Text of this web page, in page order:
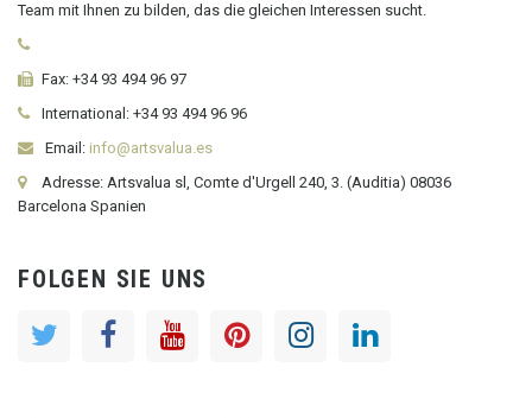
Team mit Ihnen zu bilden, das die gleichen Interessen sucht.
Fax: +34 93 494 96 97
International: +34 93 494 96 96
Email: info@artsvalua.es
Adresse: Artsvalua sl, Comte d'Urgell 240, 3. (Auditia) 08036
Barcelona Spanien
FOLGEN SIE UNS